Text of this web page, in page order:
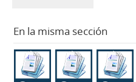
En la misma sección